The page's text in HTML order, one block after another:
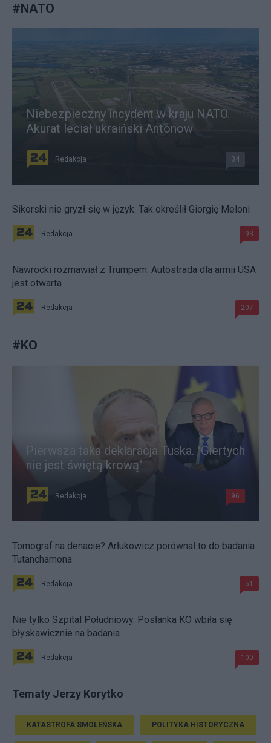
#NATO
Niebezpieczny incydent w kraju NATO.
Akurat leciał ukraiński Antonow
Redakcja 34
Sikorski nie gryzł się w język. Tak określił Giorgię Meloni
Redakcja 93
Nawrocki rozmawiał z Trumpem. Autostrada dla armii USA
jest otwarta
Redakcja 207
#KO
Pierwsza taka deklaracja Tuska. "Giertych
nie jest świętą krową"
Redakcja 96
Tomograf na denacie? Arłukowicz porównał to do badania
Tutanchamona
Redakcja 51
Nie tylko Szpital Południowy. Posłanka KO wbiła się
błyskawicznie na badania
Redakcja 100
Tematy Jerzy Korytko
KATASTROFA SMOLEŃSKA POLITYKA HISTORYCZNA